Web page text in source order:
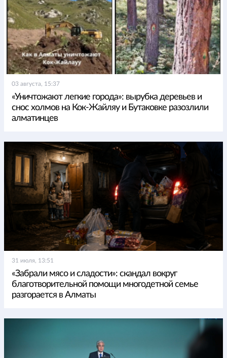
03 августа, 15:37
«Уничтожают легкие города»: вырубка деревьев и
снос холмов на Кок-Жайляу и Бутаковке разозлили
алматинцев
31 июля, 13:51
«Забрали мясо и сладости»: скандал вокруг
благотворительной помощи многодетной семье
разгорается в Алматы